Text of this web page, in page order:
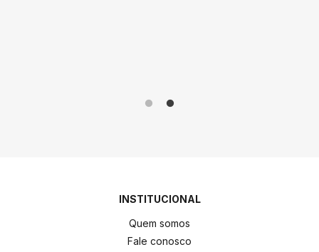
INSTITUCIONAL
Quem somos
Fale conosco